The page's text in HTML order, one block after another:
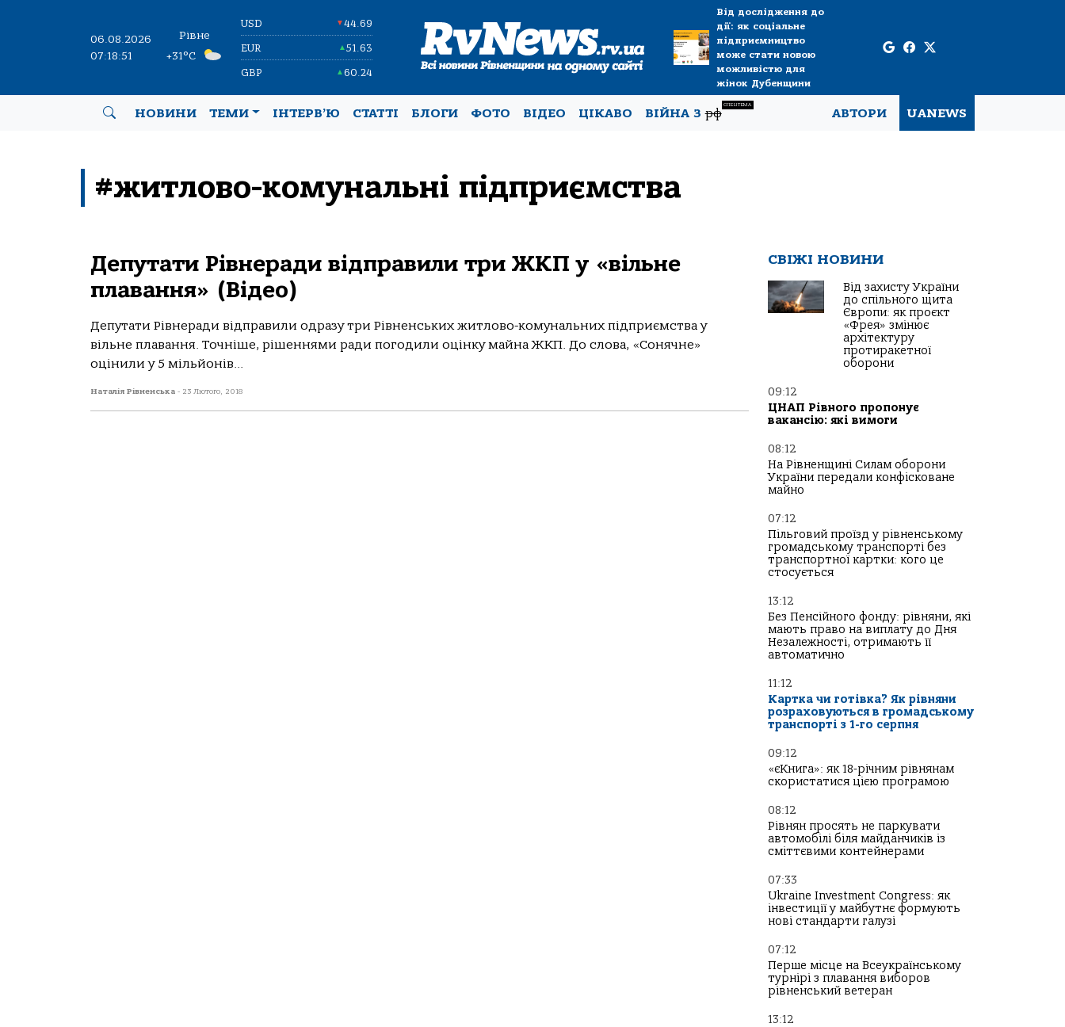
06.08.2026
07:18:52
Рівне
+31°C
USD ▼44.69
EUR ▲51.63
GBP ▲60.24
Від дослідження до
дії: як соціальне
підприємництво
може стати новою
можливістю для
жінок Дубенщини
НОВИНИ ТЕМИ ІНТЕРВ’Ю СТАТТІ БЛОГИ ФОТО ВІДЕО ЦІКАВО ВІЙНА Зрф
СПЕЦТЕМА
АВТОРИ UANEWS
#житлово-комунальні підприємства
Депутати Рівнеради відправили три ЖКП у «вільне
плавання» (Відео)
Депутати Рівнеради відправили одразу три Рівненських житлово-комунальних підприємства у
вільне плавання. Точніше, рішеннями ради погодили оцінку майна ЖКП. До слова, «Сонячне»
оцінили у 5 мільйонів...
Наталія Рівненська - 23 Лютого, 2018
СВІЖІ НОВИНИ
Від захисту України
до спільного щита
Європи: як проєкт
«Фрея» змінює
архітектуру
протиракетної
оборони
09:12
ЦНАП Рівного пропонує
вакансію: які вимоги
08:12
На Рівненщині Силам оборони
України передали конфісковане
майно
07:12
Пільговий проїзд у рівненському
громадському транспорті без
транспортної картки: кого це
стосується
13:12
Без Пенсійного фонду: рівняни, які
мають право на виплату до Дня
Незалежності, отримають її
автоматично
11:12
Картка чи готівка? Як рівняни
розраховуються в громадському
транспорті з 1-го серпня
09:12
«єКнига»: як 18-річним рівнянам
скористатися цією програмою
08:12
Рівнян просять не паркувати
автомобілі біля майданчиків із
сміттєвими контейнерами
07:33
Ukraine Investment Congress: як
інвестиції у майбутнє формують
нові стандарти галузі
07:12
Перше місце на Всеукраїнському
турнірі з плавання виборов
рівненський ветеран
13:12